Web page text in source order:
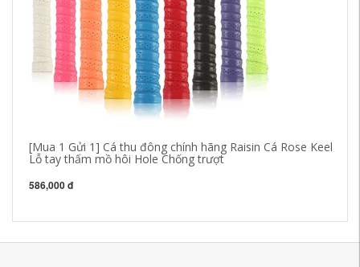
[Mua 1 Gửi 1] Cá thu đông chính hãng Raisin Cá Rose Keel
Lỗ tay thấm mồ hôi Hole Chống trượt
586,000 đ